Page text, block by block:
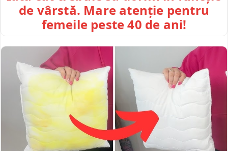
de vârstă. Mare atenție pentru
femeile peste 40 de ani!